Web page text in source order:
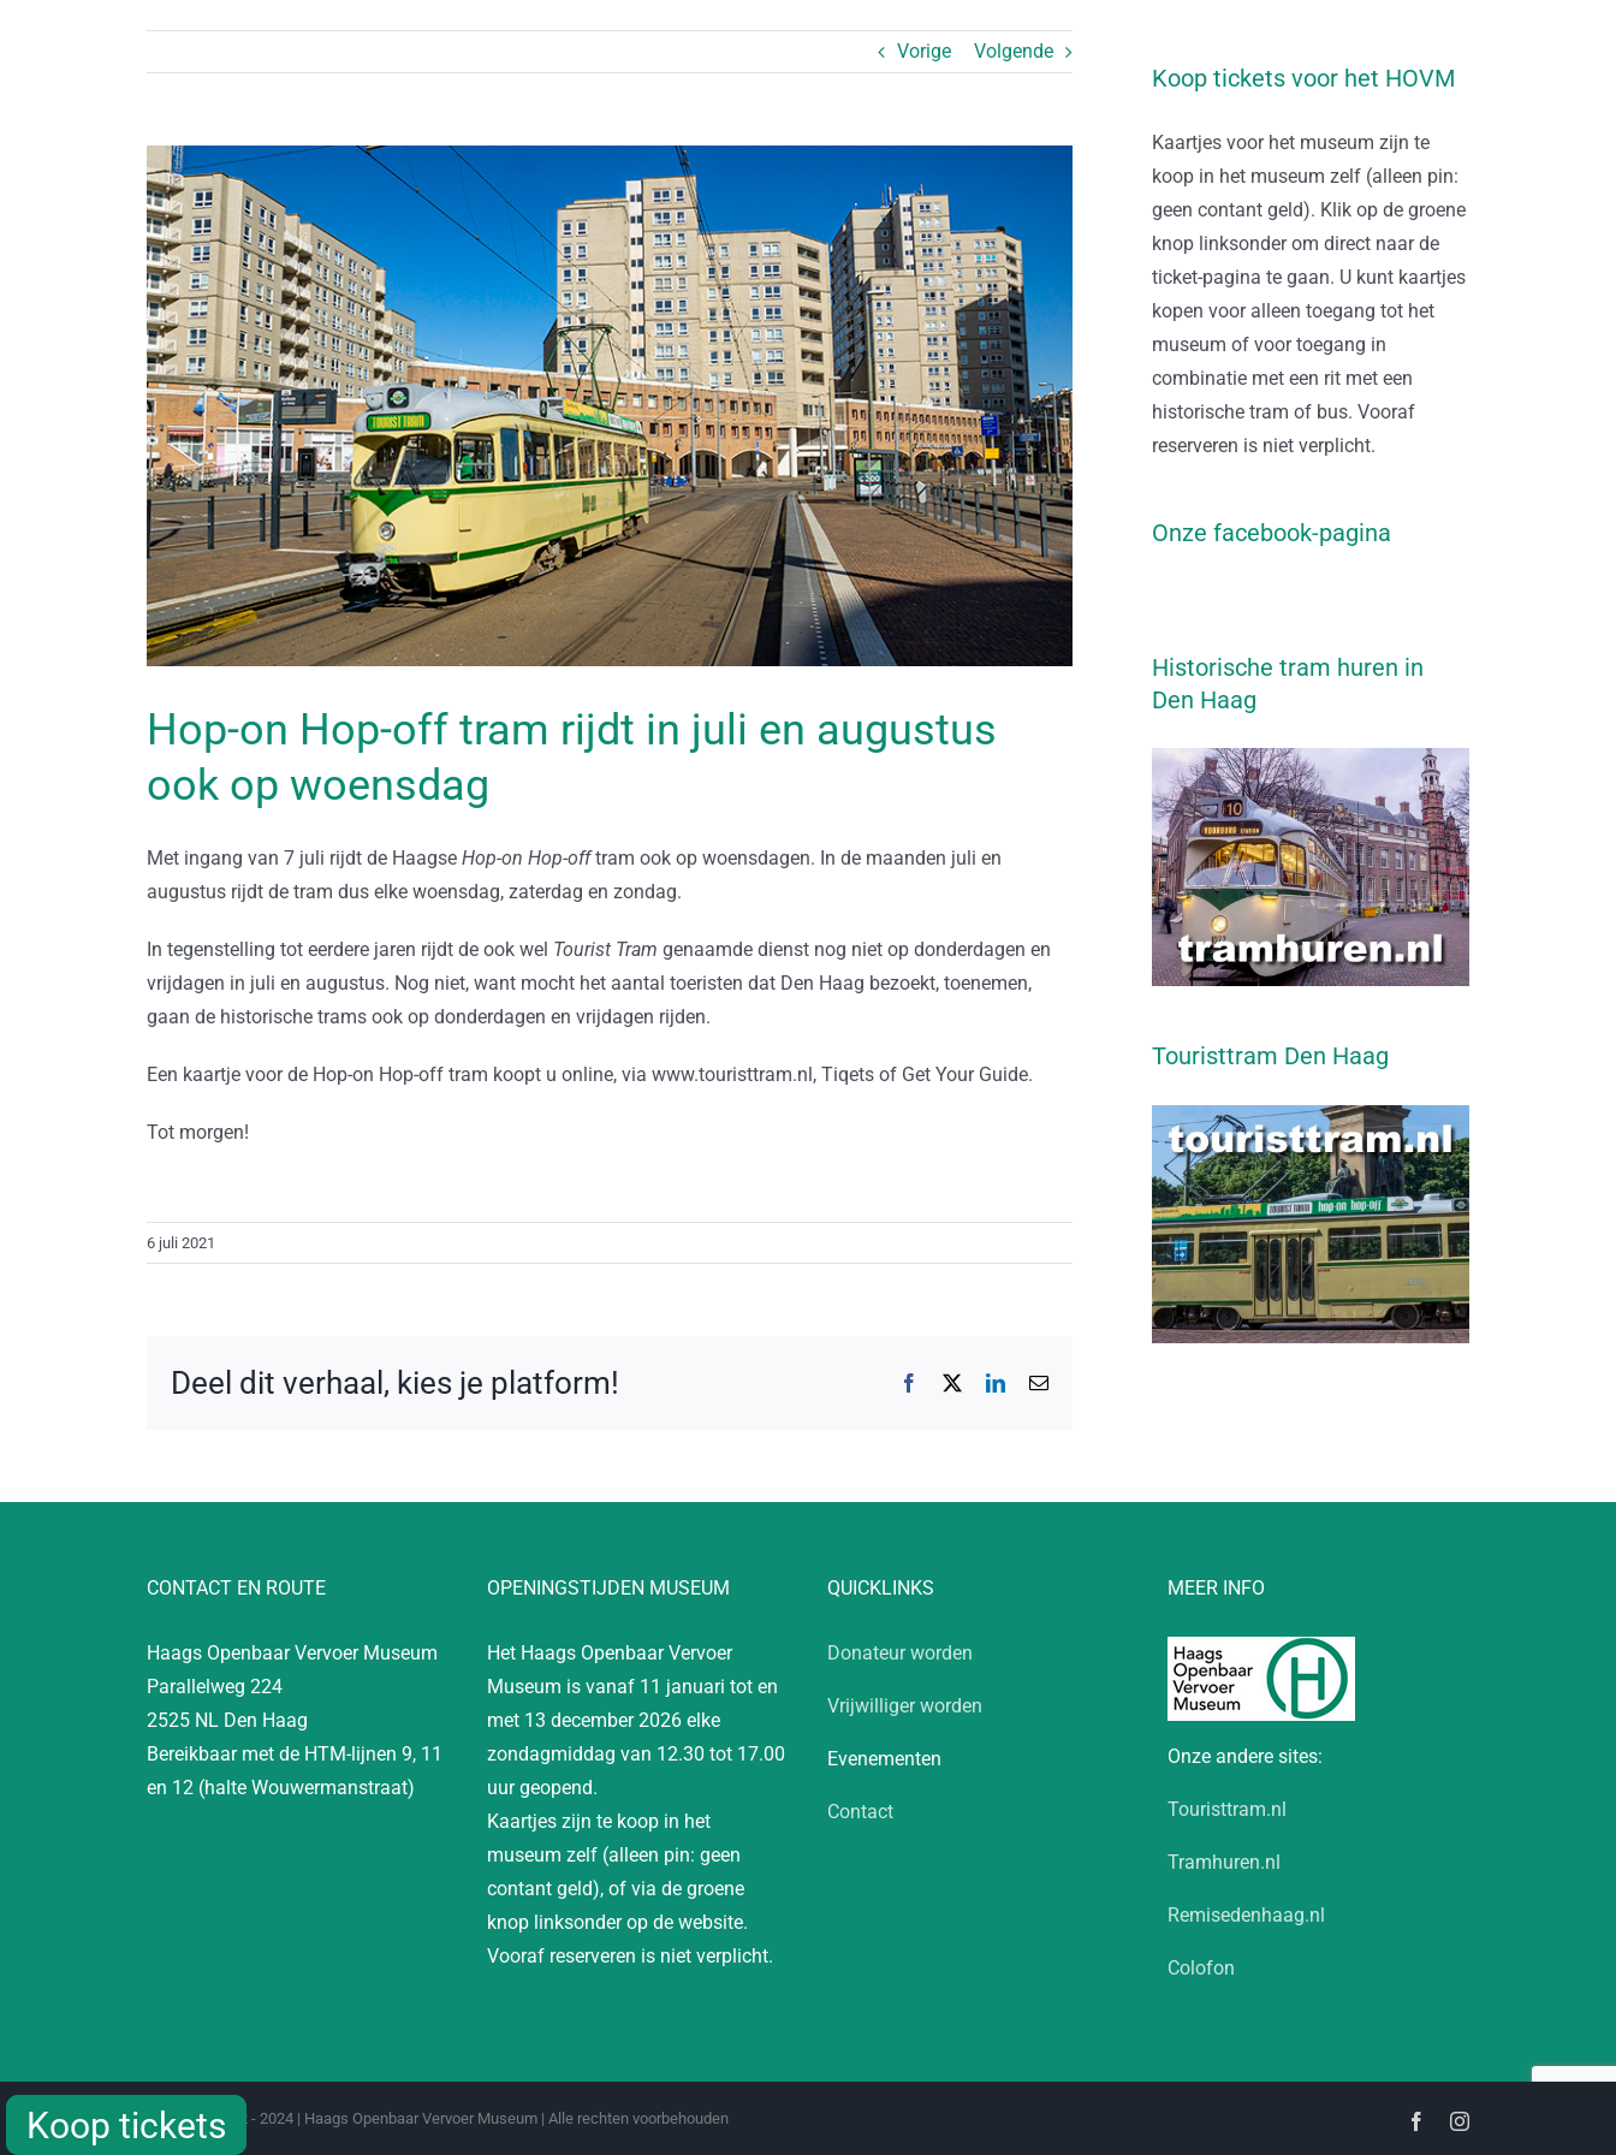
Vorige Volgende
Bekijk
grotere
afbeelding
Hop-on Hop-off tram rijdt in juli en augustus
ook op woensdag
Met ingang van 7 juli rijdt de Haagse Hop-on Hop-offtram ook op woensdagen. In de maanden juli en
augustus rijdt de tram dus elke woensdag, zaterdag en zondag.
In tegenstelling tot eerdere jaren rijdt de ook wel Tourist Tram genaamde dienst nog niet op donderdagen en
vrijdagen in juli en augustus. Nog niet, want mocht het aantal toeristen dat Den Haag bezoekt, toenemen,
gaan de historische trams ook op donderdagen en vrijdagen rijden.
Een kaartje voor de Hop-on Hop-off tram koopt u online, via www.touristtram.nl, Tiqets of Get Your Guide.
Tot morgen!
6 juli 2021
Deel dit verhaal, kies je platform! Facebook LinkedIn
E-
Koop tickets voor het HOVM
Kaartjes voor het museum zijn te
koop in het museum zelf (alleen pin:
geen contant geld). Klik op de groene
knop linksonder om direct naar de
ticket-pagina te gaan. U kunt kaartjes
kopen voor alleen toegang tot het
museum of voor toegang in
combinatie met een rit met een
historische tram of bus. Vooraf
reserveren is niet verplicht.
Onze facebook-pagina
Historische tram huren in
Den Haag
Touristtram Den Haag
CONTACT EN ROUTE
Haags Openbaar Vervoer Museum
Parallelweg 224
2525 NL Den Haag
Bereikbaar met de HTM-lijnen 9, 11
en 12 (halte Wouwermanstraat)
OPENINGSTIJDEN MUSEUM
Het Haags Openbaar Vervoer
Museum is vanaf 11 januari tot en
met 13 december 2026 elke
zondagmiddag van 12.30 tot 17.00
uur geopend.
Kaartjes zijn te koop in het
museum zelf (alleen pin: geen
contant geld), of via de groene
knop linksonder op de website.
Vooraf reserveren is niet verplicht.
QUICKLINKS
Donateur worden
Vrijwilliger worden
Evenementen
Contact
MEER INFO
Onze andere sites:
Touristtram.nl
Tramhuren.nl
Remisedenhaag.nl
Colofon
Copyright 2012 - 2024 | Haags Openbaar Vervoer Museum | Alle rechten voorbehouden FacebookInstagram
Koop tickets
Koop tickets